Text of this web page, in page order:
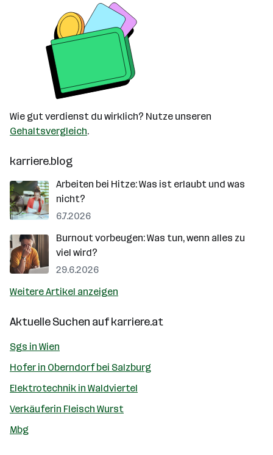
Wie gut verdienst du wirklich? Nutze unseren
Gehaltsvergleich.
karriere.blog
Arbeiten bei Hitze: Was ist erlaubt und was
nicht?
6.7.2026
Burnout vorbeugen: Was tun, wenn alles zu
viel wird?
29.6.2026
Weitere Artikel anzeigen
Aktuelle Suchen aufkarriere.at
Sgs in Wien
Hofer in Oberndorf bei Salzburg
Elektrotechnik in Waldviertel
Verkäuferin Fleisch Wurst
Mbg